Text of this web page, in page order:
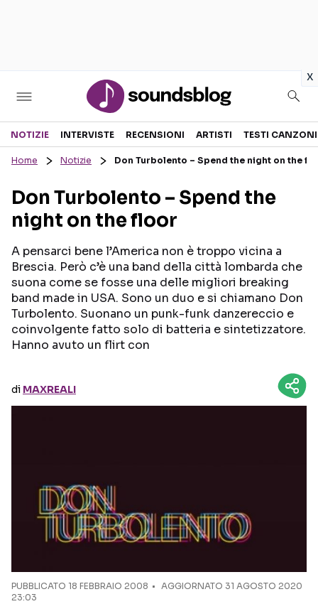
x
Sezioni
RECENSIONI MUSICALI
INTERVISTE
GOSSIP E CURIOSITÀ
TESTI CANZONI
TOUR ED EVENTI
TALENT SHOW
Seguici sui social
NOTIZIE INTERVISTE RECENSIONI ARTISTI TESTI CANZONI
Home Notizie Don Turbolento – Spend the night on the
Don Turbolento – Spend the
night on the floor
A pensarci bene l’America non è troppo vicina a
Brescia. Però c’è una band della città lombarda che
suona come se fosse una delle migliori breaking
band made in USA. Sono un duo e si chiamano Don
Turbolento. Suonano un punk-funk danzereccio e
coinvolgente fatto solo di batteria e sintetizzatore.
Hanno avuto un flirt con
di MAXREALI
PUBBLICATO 18 FEBBRAIO 2008
AGGIORNATO 31 AGOSTO 2020
23:03